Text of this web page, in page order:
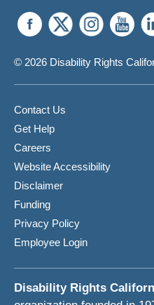
© 2026 Disability Rights
Contact Us
Get Help
Careers
Website Accessibility
Disclaimer
Funding
Privacy Policy
Employee Login
Disability Rights